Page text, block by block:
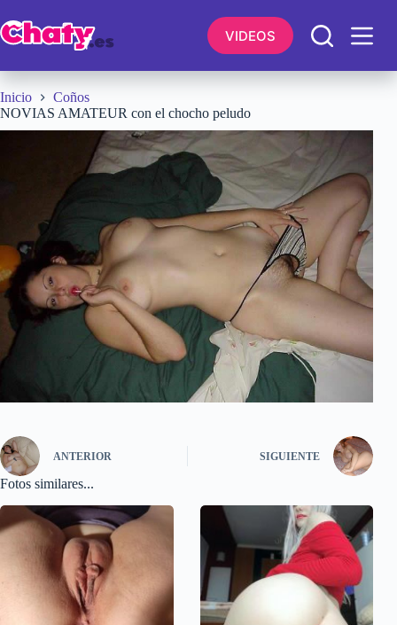
al
contenido
VIDEOS
Inicio
Coños
NOVIAS AMATEUR con el chocho peludo
ANTERIOR SIGUIENTE
Fotos similares...